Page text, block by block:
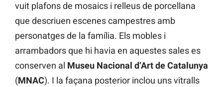
vuit plafons de mosaics i relleus de porcellana
que descriuen escenes campestres amb
personatges de la família. Els mobles i
arrambadors que hi havia en aquestes sales es
conserven al Museu Nacional d’Art de Catalunya
(MNAC). I la façana posterior inclou uns vitralls